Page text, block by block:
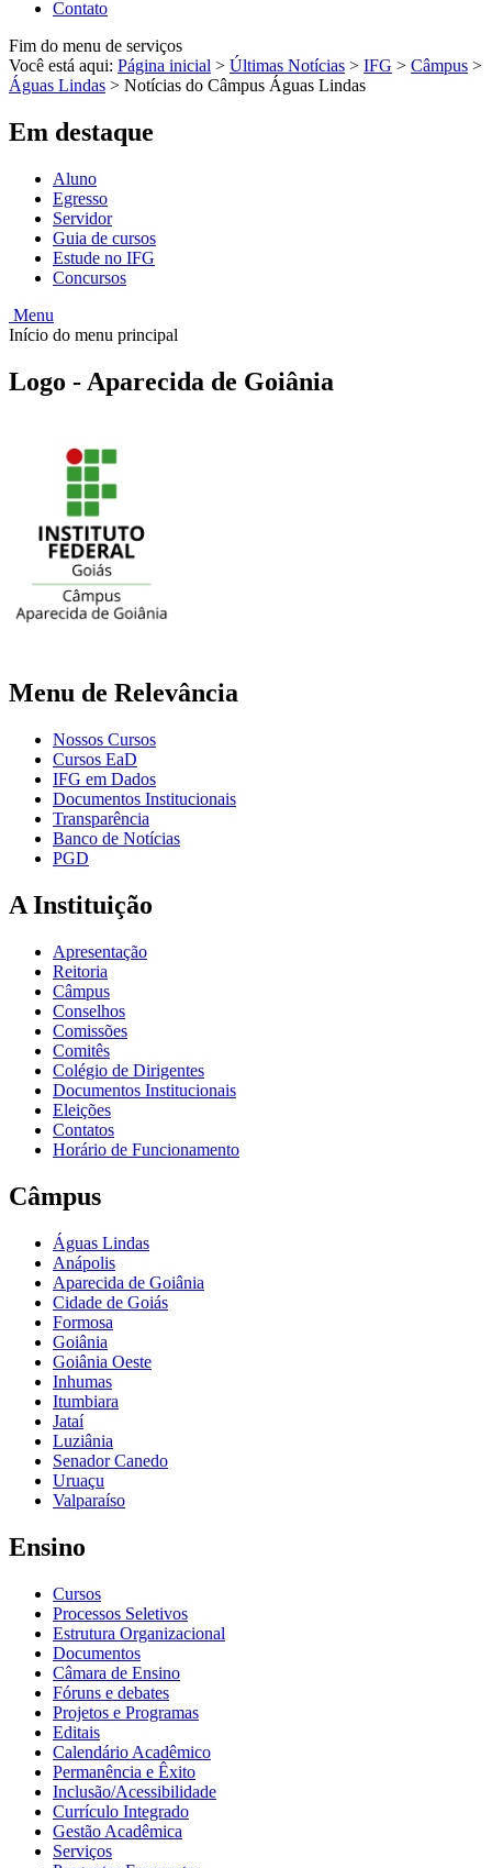
Contato
Fim do menu de serviços
Você está aqui: Página inicial > Últimas Notícias > IFG > Câmpus >
Águas Lindas > Notícias do Câmpus Águas Lindas
Em destaque
Aluno
Egresso
Servidor
Guia de cursos
Estude no IFG
Concursos
Menu
Início do menu principal
Logo - Aparecida de Goiânia
Menu de Relevância
Nossos Cursos
Cursos EaD
IFG em Dados
Documentos Institucionais
Transparência
Banco de Notícias
PGD
A Instituição
Apresentação
Reitoria
Câmpus
Conselhos
Comissões
Comitês
Colégio de Dirigentes
Documentos Institucionais
Eleições
Contatos
Horário de Funcionamento
Câmpus
Águas Lindas
Anápolis
Aparecida de Goiânia
Cidade de Goiás
Formosa
Goiânia
Goiânia Oeste
Inhumas
Itumbiara
Jataí
Luziânia
Senador Canedo
Uruaçu
Valparaíso
Ensino
Cursos
Processos Seletivos
Estrutura Organizacional
Documentos
Câmara de Ensino
Fóruns e debates
Projetos e Programas
Editais
Calendário Acadêmico
Permanência e Êxito
Inclusão/Acessibilidade
Currículo Integrado
Gestão Acadêmica
Serviços